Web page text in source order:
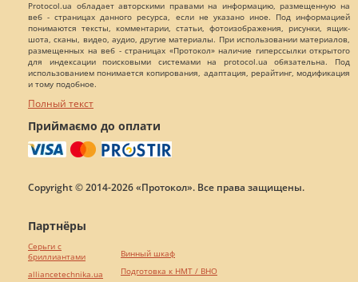
Protocol.ua обладает авторскими правами на информацию, размещенную на
веб - страницах данного ресурса, если не указано иное. Под информацией
понимаются тексты, комментарии, статьи, фотоизображения, рисунки, ящик-
шота, сканы, видео, аудио, другие материалы. При использовании материалов,
размещенных на веб - страницах «Протокол» наличие гиперссылки открытого
для индексации поисковыми системами на protocol.ua обязательна. Под
использованием понимается копирования, адаптация, рерайтинг, модификация
и тому подобное.
Полный текст
Приймаємо до оплати
Copyright © 2014-2026 «Протокол». Все права защищены.
Партнёры
Серьги с
бриллиантами
alliancetechnika.ua
Винный шкаф
Подготовка к НМТ / ВНО